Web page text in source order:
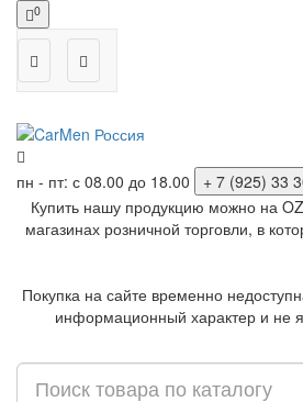
0
пн - пт: с 08.00 до 18.00
+ 7 (925) 33
Купить нашу продукцию можно на
магазинах розничной торговли, в
Покупка на сайте временно
информационный характер и не